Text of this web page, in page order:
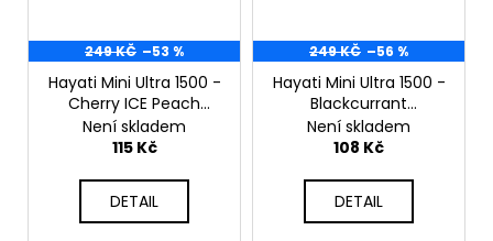
249 KČ –53 %
Hayati Mini Ultra 1500 -
Cherry ICE Peach
Mango - 20mg
Chladivá třešeň /
Není skladem
115 Kč
DETAIL
249 KČ –56 %
Hayati Mini Ultra 1500 -
Blackcurrant
Lemonade Strawberry
Lemonade - 20mg
Není skladem
108 Kč
DETAIL